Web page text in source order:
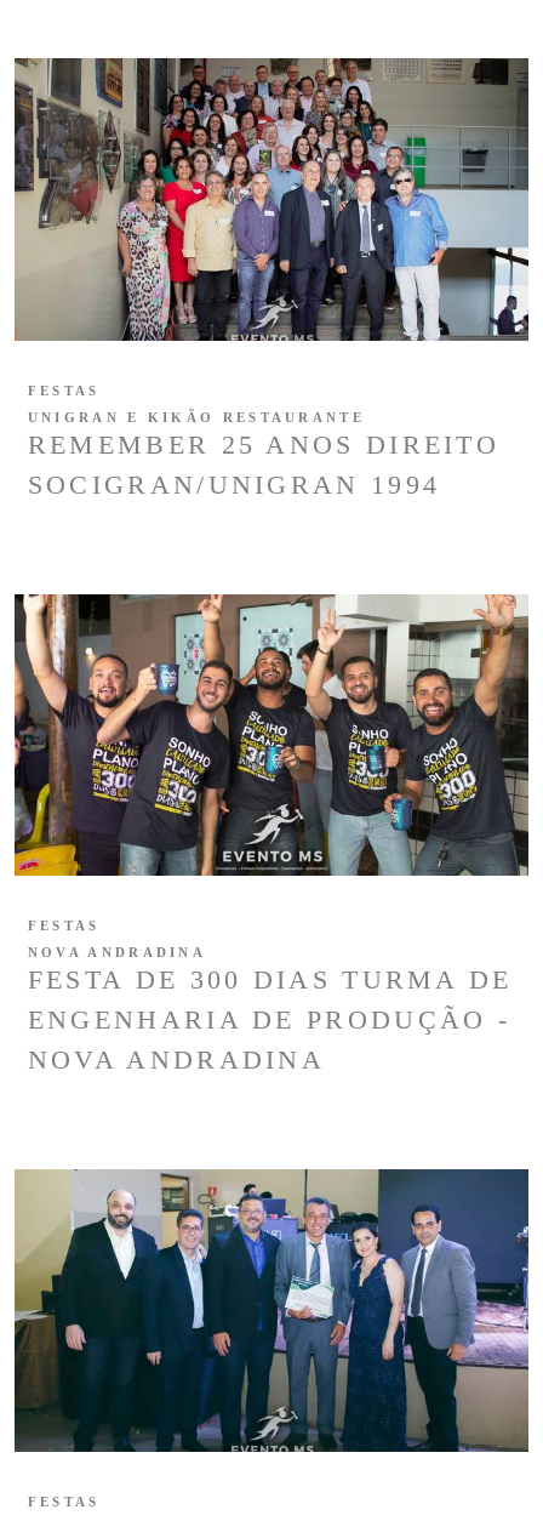
REMEMBER 25 ANOS DIREITO
SOCIGRAN/UNIGRAN 1994
FESTAS
UNIGRAN E KIKÃO RESTAURANTE
FESTA DE 300 DIAS TURMA DE
ENGENHARIA DE PRODUÇÃO -
NOVA ANDRADINA
FESTAS
NOVA ANDRADINA
FESTAS